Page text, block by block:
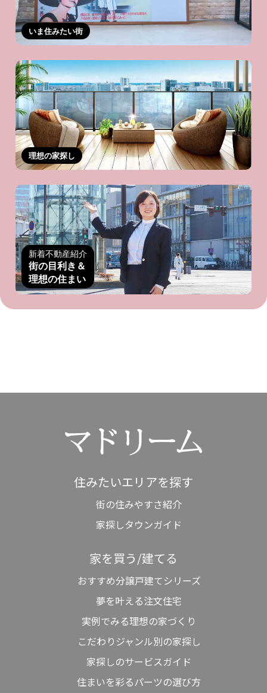
いま住みたい街
理想の家探し
新着不動産紹介
街の目利き＆
理想の住まい
住みたいエリアを探す
街の住みやすさ紹介
家探しタウンガイド
家を買う/建てる
おすすめ分譲戸建てシリーズ
夢を叶える注文住宅
実例でみる理想の家づくり
こだわりジャンル別の家探し
家探しのサービスガイド
住まいを彩るパーツの選び方